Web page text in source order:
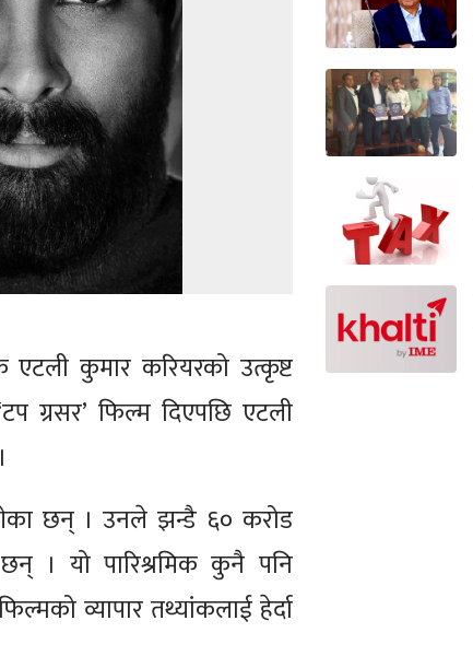
कुमार करियरको उत्कृष्ट
ग्रसर’ फिल्म दिएपछि एटली
छन् । उनले झन्डै ६० करोड
। यो पारिश्रमिक कुनै पनि
व्यापार तथ्यांकलाई हेर्दा